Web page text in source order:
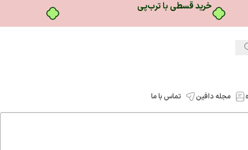
۴ قسط، بدون کارمزد
مجله دافین تماس با ما